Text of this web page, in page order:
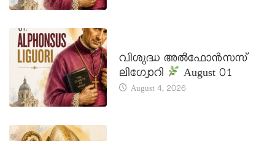
വിശുദ്ധ അൽഫോൻസസ്
ലിഗ്വോറി
August 01
August 4, 2026